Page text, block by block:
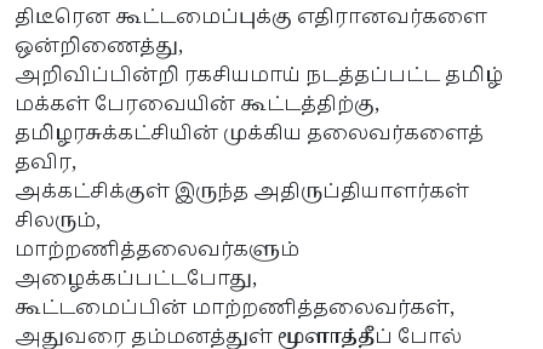
திடீரென கூட்டமைப்புக்கு எதிரானவர்களை
ஒன்றிணைத்து,
அறிவிப்பின்றி ரகசியமாய் நடத்தப்பட்ட தமிழ்
மக்கள் பேரவையின் கூட்டத்திற்கு,
தமிழரசுக்கட்சியின் முக்கிய தலைவர்களைத்
தவிர,
அக்கட்சிக்குள் இருந்த அதிருப்தியாளர்கள்
சிலரும்,
மாற்றணித்தலைவர்களும்
அழைக்கப்பட்டபோது,
கூட்டமைப்பின் மாற்றணித்தலைவர்கள்,
அதுவரை தம்மனத்துள் மூளாத்தீப் போல்